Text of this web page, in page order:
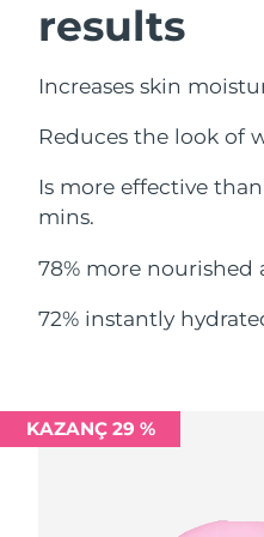
results
Increases skin
Reduces the look of
Is more effective
mins.
78% more nourished
72% instantly
KAZANÇ 29 %
Filipinler
Polonya
Portekiz
Porto Riko
Reunion
Rusya